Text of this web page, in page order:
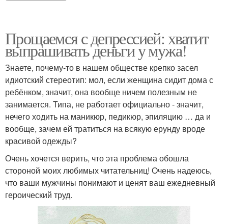
Прощаемся с депрессией: хватит
выпрашивать деньги у мужа!
Знаете, почему-то в нашем обществе крепко засел
идиотский стереотип: мол, если женщина сидит дома с
ребёнком, значит, она вообще ничем полезным не
занимается. Типа, не работает официально - значит,
нечего ходить на маникюр, педикюр, эпиляцию … да и
вообще, зачем ей тратиться на всякую ерунду вроде
красивой одежды?
Очень хочется верить, что эта проблема обошла
стороной моих любимых читательниц! Очень надеюсь,
что ваши мужчины понимают и ценят ваш ежедневный
героический труд.